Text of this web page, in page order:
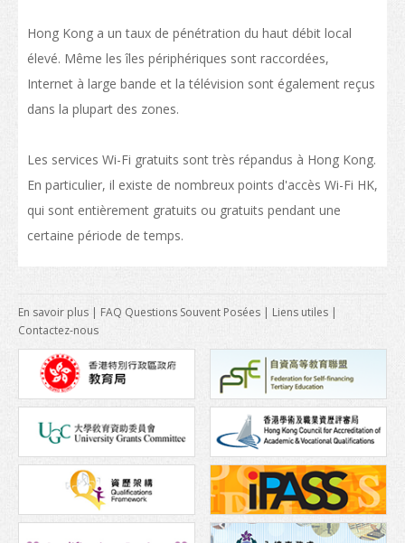
Poser votre candidature pour vos études
Poser votre candidature
Visas
Arrivée
Entrée des personnes à charge des étudiants non-locaux
Coût de la vie
Santé et sécurité
Assurance
Aspects financiers
Télécommunications
Hong Kong a un taux de pénétration du haut débit local
élevé. Même les îles périphériques sont raccordées,
Internet à large bande et la télévision sont également reçus
dans la plupart des zones.
Les services Wi-Fi gratuits sont très répandus à Hong Kong.
En particulier, il existe de nombreux points d'accès Wi-Fi HK,
qui sont entièrement gratuits ou gratuits pendant une
certaine période de temps.
En savoir plus | FAQ Questions Souvent Posées | Liens utiles |
Contactez-nous